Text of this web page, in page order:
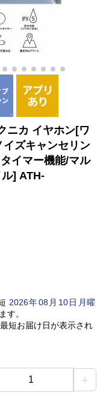
ニカ イヤホン[ワ
ズキャンセリン
イマー機能/マル
] ATH-
2026年08 月 10日月曜
す。
短お届け日が表示され
1 ＋